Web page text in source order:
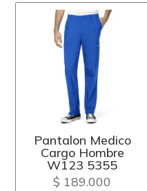
Pantalon Medico
Cargo Hombre
W123 5355
$ 189.000